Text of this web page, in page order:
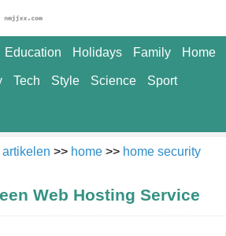
Education Holidays Family Home
Tech Style Science Sport
>> home >> home security
Web Hosting Service